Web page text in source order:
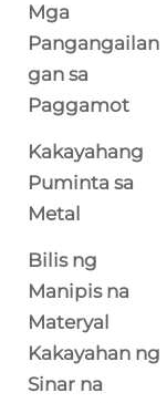
Mga
Pangangailan
gan sa
Paggamot
Kakayahang
Puminta sa
Metal
Bilis ng
Manipis na
Materyal
Kakayahan ng
Sinar na